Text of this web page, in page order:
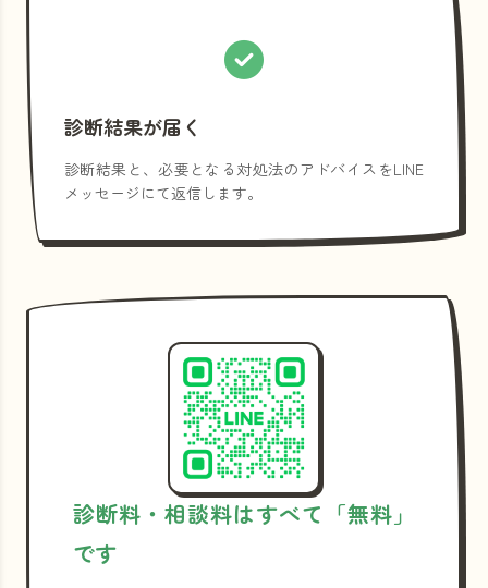
診断結果が届く
診断結果と、必要となる対処法のアドバイスをLINE
メッセージにて返信します。
診断料・相談料はすべて「無料」
です